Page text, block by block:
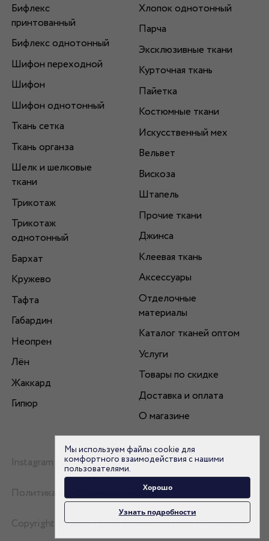
Бифлекс
принтованный
Бифлекс однотонный
Шифон переходной
Шифон
Шифон однотонный
Ткань сетка
Ткань органза
Шелк и шелковые
ткани
Трикотаж
Трикотаж
однотонный
Бархат
Кружево
Тафта
Габардин
Неопрен
Лён
Жаккард
Гипюр
Хлопок однотонный
Парча
Эксклюзивные ткани
Курточная ткань
Пайетка
Костюмные ткани
Искусственный мех
Вельвет
Вискоза
Штапель
Прочие ткани
Джинса
Клеевая ткань
Аксессуары
Отделочные
материалы
Каталог тканей оптом
Услуги
Товары по скидке
Доставка и оплата
О магазине
Instagram
Политика конфиденциальности
Copyright © 2007 - 2026 flamencotkani.ru - Фламенко
Мы используем файлы cookie для
комфортного взаимодействия с нашими
пользователями.
Хорошо
Узнать подробности